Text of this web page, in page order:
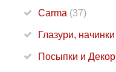
Carma (37)
Глазури,
Посыпки и Декор